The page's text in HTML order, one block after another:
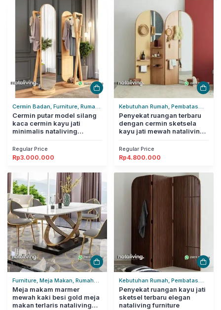
Cermin Badan, Furniture, Rumah
Tangga
Cermin putar model silang
kaca cermin kayu jati
minimalis nataliving
Regular Price
Rp3.000.000
Kebutuhan Rumah, Pembatas
Ruangan, Rumah Tangga
Penyekat ruangan terbaru
dengan cermin sketsela
kayu jati mewah nataliving
Regular Price
Rp4.800.000
Furniture, Meja Makan, Rumah
Tangga
Meja makam marmer
mewah kaki besi gold meja
makan terlaris nataliving
Kebutuhan Rumah, Pembatas
Ruangan, Rumah Tangga
Penyekat ruangan kayu jati
sketsel terbaru elegan
nataliving furniture